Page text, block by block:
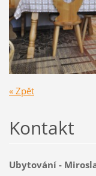
« Zpět
Kontakt
Ubytování -